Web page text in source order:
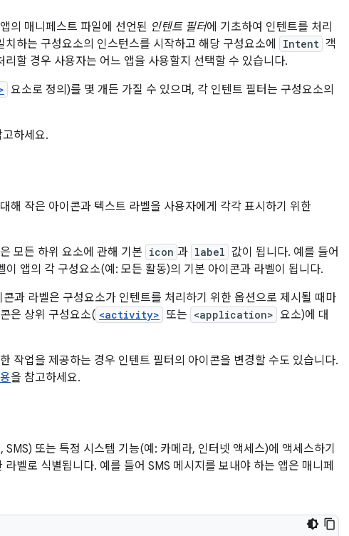
의 매니페스트 파일에 선언된 인텐트 필터에 기초하여 인텐트를 처리
하는 구성요소의 인스턴스를 시작하고 해당 구성요소에
Intent 객
할 경우 사용자는 어느 앱을 사용할지 선택할 수 있습니다.
요소로 정의)를 몇 개든 가질 수 있으며, 각 인텐트 필터는 구성요소의
하세요.
해 작은 아이콘과 텍스트 라벨을 사용자에게 각각 표시하기 위한
모든 하위 요소에 관해 기본 icon 과 label 값이 됩니다. 예를 들어
이 앱의 각 구성요소(예: 모든 활동)의 기본 아이콘과 라벨이 됩니다.
콘과 라벨은 구성요소가 인텐트를 처리하기 위한 옵션으로 제시될 때마
은 상위 구성요소( <activity> 또는 <application> 요소)에 대
작업을 제공하는 경우 인텐트 필터의 아이콘을 변경할 수도 있습니다.
을 참고하세요.
또는 특정 시스템 기능(예: 카메라, 인터넷 액세스)에 액세스하기
벨로 식별됩니다. 예를 들어 SMS 메시지를 보내야 하는 앱은 매니페